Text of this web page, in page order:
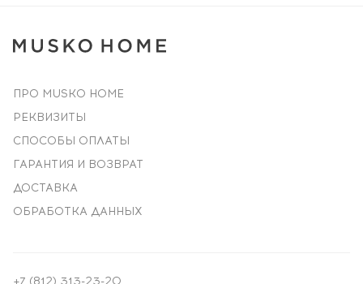
ПРО MUSKO HOME
РЕКВИЗИТЫ
СПОСОБЫ ОПЛАТЫ
ГАРАНТИЯ И ВОЗВРАТ
ДОСТАВКА
ОБРАБОТКА ДАННЫХ
+7 (812) 313-23-20